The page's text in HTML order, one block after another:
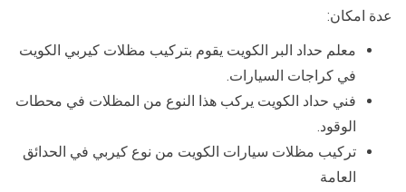
عدة امكان:
معلم حداد البر الكويت يقوم بتركيب مظلات كيربي الكويت
في كراجات السيارات.
فني حداد الكويت يركب هذا النوع من المظلات في محطات
الوقود.
تركيب مظلات سيارات الكويت من نوع كيربي في الحدائق
العامة